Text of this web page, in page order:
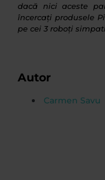
dacă nici aceste
încercați produsele
pe cei 3 roboți
Autor
Carmen Savu